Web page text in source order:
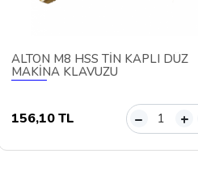
ALTON M8 HSS TİN KAPLI DÜZ
MAKİNA KLAVUZU
156,10 TL – +